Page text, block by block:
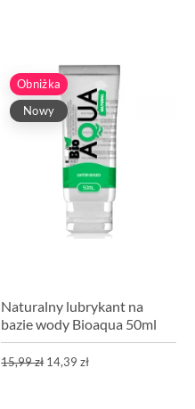
Obniżka
Nowy
Naturalny lubrykant na
bazie wody Bioaqua 50ml
15,99 zł 14,39 zł